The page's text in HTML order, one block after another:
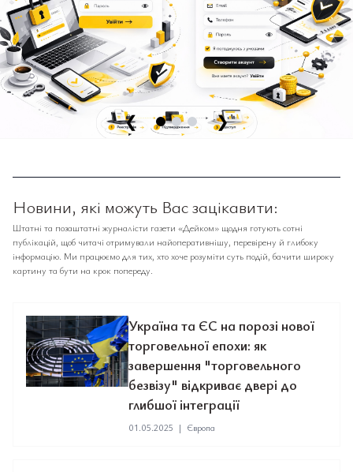
❮ ❯
Новини, які можуть Вас зацікавити:
Штатні та позаштатні журналісти газети «Дейком» щодня готують сотні
публікацій, щоб читачі отримували найоперативнішу, перевірену й глибоку
інформацію. Ми працюємо для тих, хто хоче розуміти суть подій, бачити широку
картину та бути на крок попереду.
Україна та ЄС на порозі нової
торговельної епохи: як
завершення "торговельного
безвізу" відкриває двері до
глибшої інтеграції
01.05.2025 | Європа